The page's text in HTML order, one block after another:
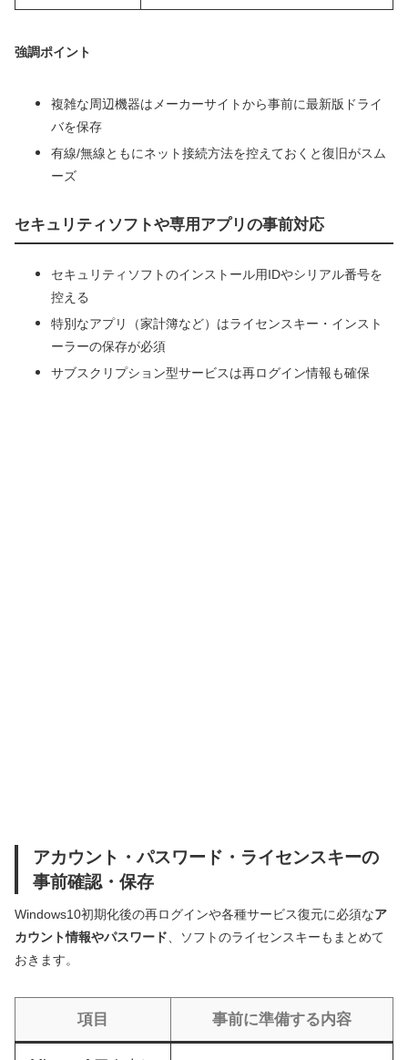
強調ポイント
複雑な周辺機器はメーカーサイトから事前に最新版ドライ
バを保存
有線/無線ともにネット接続方法を控えておくと復旧がスム
ーズ
セキュリティソフトや専用アプリの事前対応
セキュリティソフトのインストール用IDやシリアル番号を
控える
特別なアプリ（家計簿など）はライセンスキー・インスト
ーラーの保存が必須
サブスクリプション型サービスは再ログイン情報も確保
アカウント・パスワード・ライセンスキーの
事前確認・保存
Windows10初期化後の再ログインや各種サービス復元に必須なア
カウント情報やパスワード、ソフトのライセンスキーもまとめて
おきます。
項目 事前に準備する内容